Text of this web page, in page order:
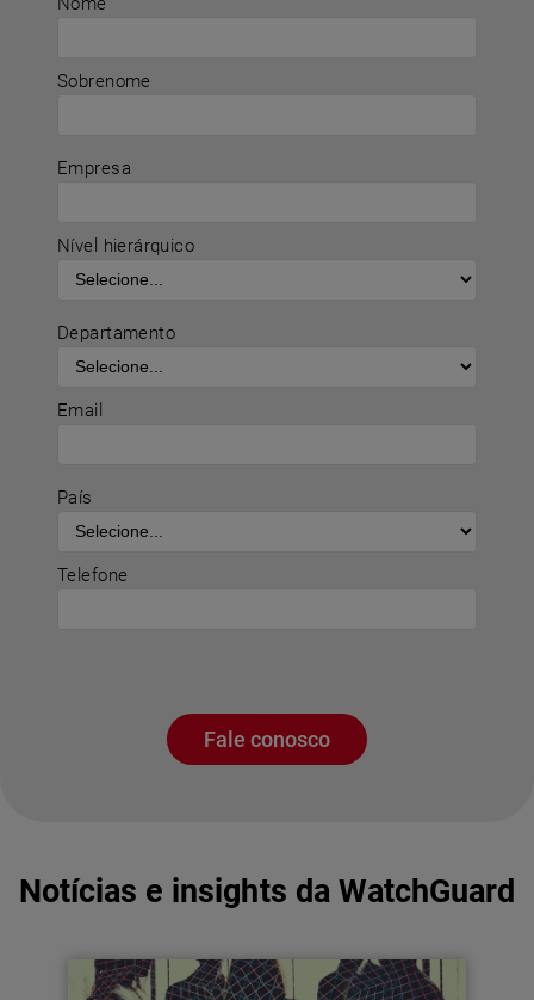
Sobrenome
Empresa
Nível hierárquico
Departamento
Email
País
Telefone
Fale conosco
Notícias e insights da WatchGuard